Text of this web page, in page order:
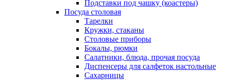
Подставки под чашку (коастеры)
Посуда столовая
Тарелки
Кружки, стаканы
Столовые приборы
Бокалы, рюмки
Салатники, блюда, прочая посуда
Диспенсеры для салфеток настольные
Сахарницы